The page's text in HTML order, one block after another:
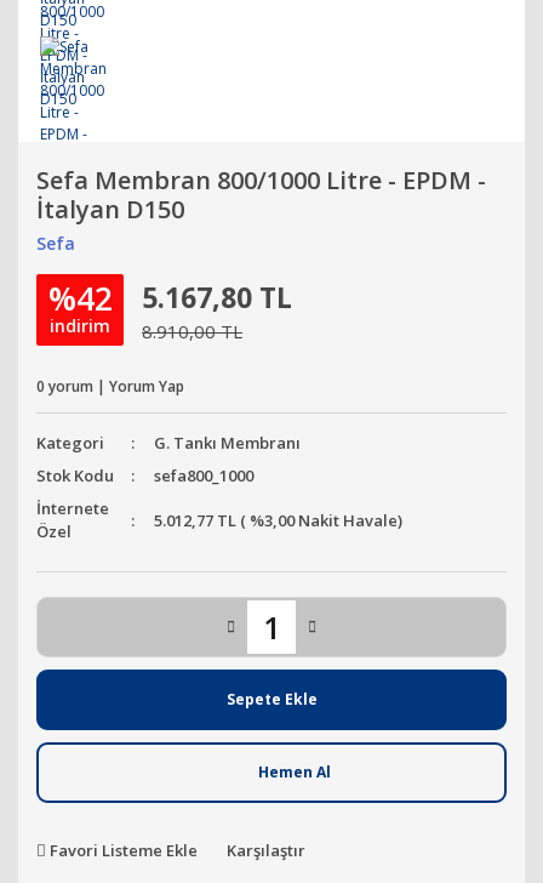
Sefa Membran 800/1000 Litre - EPDM -
İtalyan D150
Sefa
%42
indirim
5.167,80 TL
8.910,00 TL
0 yorum | Yorum Yap
Kategori
G. Tankı Membranı
Stok Kodu
sefa800_1000
İnternete
Özel
5.012,77 TL ( %3,00 Nakit Havale)
Sepete Ekle
Hemen Al
Favori Listeme Ekle Karşılaştır